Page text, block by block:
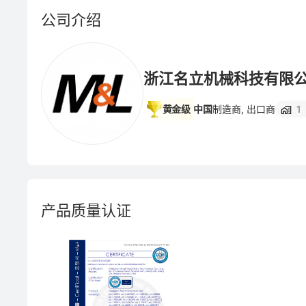
公司介绍
浙江名立机械科技有限
黄金级 中国制造商, 出口商 1
产品质量认证